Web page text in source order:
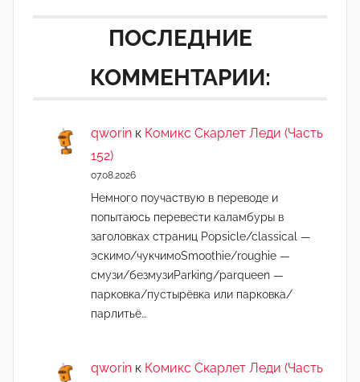
ПОСЛЕДНИЕ
КОММЕНТАРИИ:
qworin к Комикс Скарлет Леди (Часть
152)
07.08.2026
Немного поучаствую в переводе и
попытаюсь перевести каламбуры в
заголовках страниц Popsicle/classical —
эскимо/чукчимоSmoothie/roughie —
смузи/безмузиParking/parqueen —
парковка/пустырёвка или парковка/
парлитьё…
qworin к Комикс Скарлет Леди (Часть